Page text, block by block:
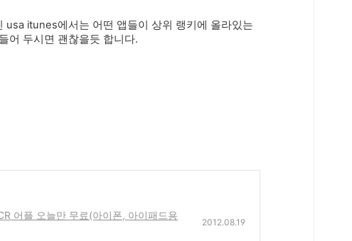
itunes에서는 어떤 앱들이 상위 랭키에 올라있는
어 두시면 괜찮을듯 합니다.
어플 오늘만 무료(아이폰, 아이패드용
2012.08.19